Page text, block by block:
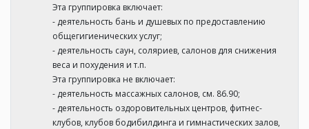
Эта группировка включает:
- деятельность бань и душевых по предоставлению
общегигиенических услуг;
- деятельность саун, соляриев, салонов для снижения
веса и похудения и т.п.
Эта группировка не включает:
- деятельность массажных салонов, см. 86.90;
- деятельность оздоровительных центров, фитнес-
клубов, клубов бодибилдинга и гимнастических залов,